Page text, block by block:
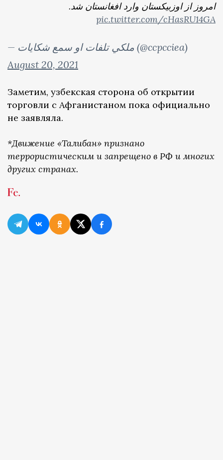
امروز از اوزبیکستان وارد افغانستان شد.
pic.twitter.com/cHasRU14GA
— ملکي تلفات او سمع شکایات (@ccpcciea)
August 20, 2021
Заметим, узбекская сторона об открытии
торговли с Афганистаном пока официально
не заявляла.
*Движение «Талибан» признано
террористическим и запрещено в РФ и многих
других странах.